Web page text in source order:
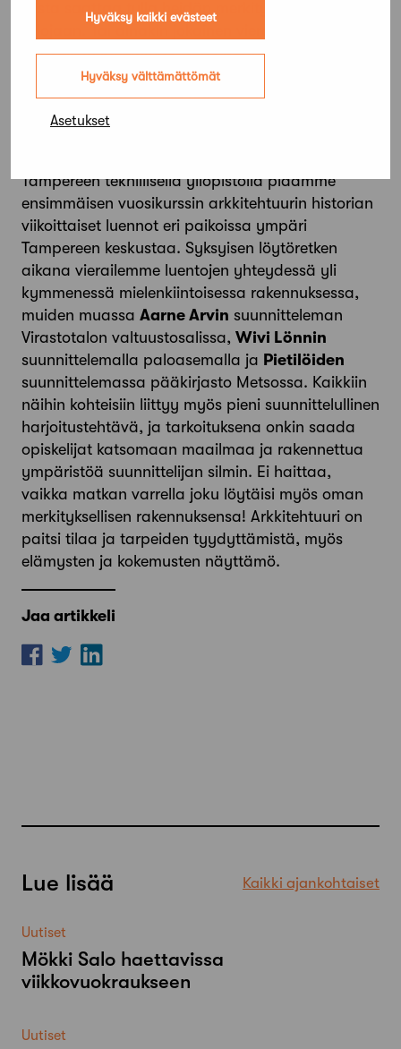
Hyväksy kaikki evästeet
Hyväksy välttämättömät
Asetukset
joista saattaa tulla heidän merkityksellisiä
talojaan. Tai ainakin jokainen vierailu tuo
opiskelijan lähemmäs ”sen oikean” löytämistä
kehittämällä näkemystä, arviointikykyä ja yhtä
kaikki – kasvattamalla nähtyjen ja koettujen
kohteiden määrää ja siten lisäämällä
Tampereen teknillisellä yliopistolla pidämme
ensimmäisen vuosikurssin arkkitehtuurin historian
viikoittaiset luennot eri paikoissa ympäri
Tampereen keskustaa. Syksyisen löytöretken
aikana vierailemme luentojen yhteydessä yli
kymmenessä mielenkiintoisessa rakennuksessa,
muiden muassa Aarne Arvin suunnitteleman
Virastotalon valtuustosalissa, Wivi Lönnin
suunnittelemalla paloasemalla ja Pietilöiden
suunnittelemassa pääkirjasto Metsossa. Kaikkiin
näihin kohteisiin liittyy myös pieni suunnittelullinen
harjoitustehtävä, ja tarkoituksena onkin saada
opiskelijat katsomaan maailmaa ja rakennettua
ympäristöä suunnittelijan silmin. Ei haittaa,
vaikka matkan varrella joku löytäisi myös oman
merkityksellisen rakennuksensa! Arkkitehtuuri on
paitsi tilaa ja tarpeiden tyydyttämistä, myös
elämysten ja kokemusten näyttämö.
Jaa artikkeli
Lue lisää Kaikki ajankohtaiset
Uutiset
Mökki Salo haettavissa
viikkovuokraukseen
Uutiset